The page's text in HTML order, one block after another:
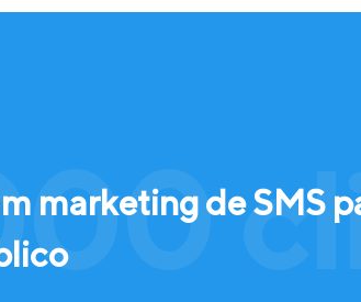
marketing de SMS